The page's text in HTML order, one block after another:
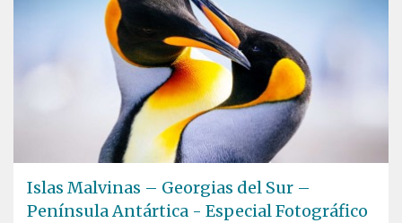
Islas Malvinas – Georgias del Sur –
Península Antártica - Especial Fotográfico